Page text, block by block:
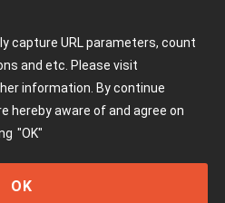
capture URL parameters, count
and etc. Please visit
information. By continue
hereby aware of and agree on
"OK"
OK